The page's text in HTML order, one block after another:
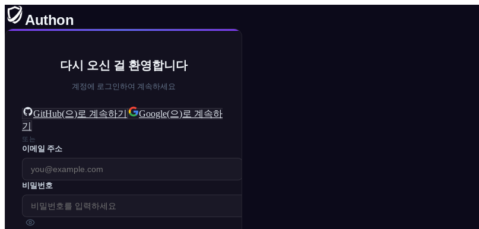
Authon
다시 오신 걸 환영합니다
계정에 로그인하여 계속하세요
GitHub(으)로 계속하기
Google(으)로 계속하
기
또는
이메일 주소
비밀번호